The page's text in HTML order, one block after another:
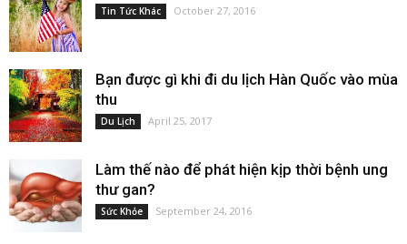
Tin Tức Khác October 27, 2016
Bạn được gì khi đi du lịch Hàn Quốc vào mùa
thu
Du Lịch April 25, 2017
Làm thế nào để phát hiện kịp thời bệnh ung
thư gan?
Sức Khỏe September 24, 2016